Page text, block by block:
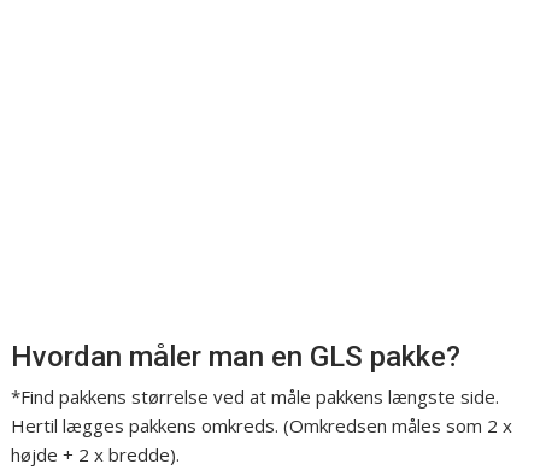
Hvordan måler man en GLS pakke?
*Find pakkens størrelse ved at måle pakkens længste side.
Hertil lægges pakkens omkreds. (Omkredsen måles som 2 x
højde + 2 x bredde).